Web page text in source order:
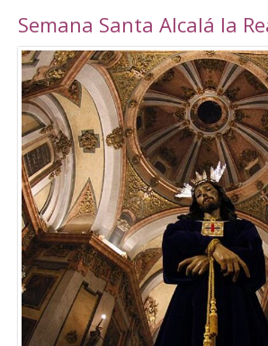
«convivimos siendo además
y que hemos querido plasmar
tan poderosa». A través de
cuatro colores el logo destaca
patrimonio, entorno natural y
símbolo amarillo, que recuerda
engloba toda la cultura y
ciudad. El naranja, que
una atalaya, se destina al
historia. El verde, por su parte,
hoja, es el elemento que
mundo rural y natural del
el turismo activo. Por último,
simboliza un sendero abierto y